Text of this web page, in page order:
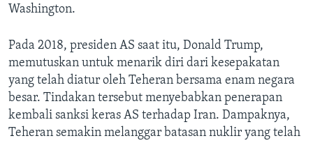
Washington.
Pada 2018, presiden AS saat itu, Donald Trump,
memutuskan untuk menarik diri dari kesepakatan
yang telah diatur oleh Teheran bersama enam negara
besar. Tindakan tersebut menyebabkan penerapan
kembali sanksi keras AS terhadap Iran. Dampaknya,
Teheran semakin melanggar batasan nuklir yang telah